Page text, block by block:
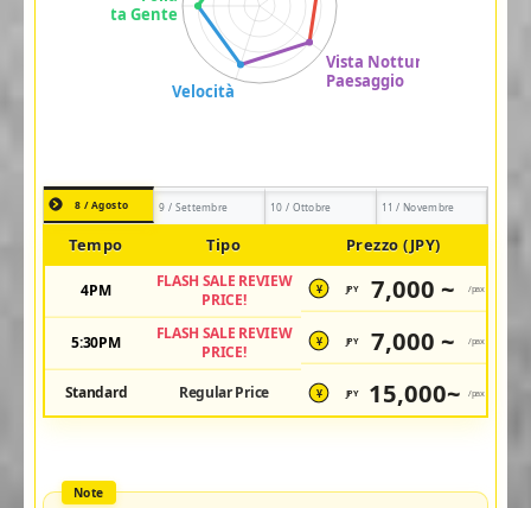
8 / Agosto 9 / Settembre 10 / Ottobre 11 / Novembre
Tempo Tipo Prezzo (JPY)
4PM
FLASH SALE REVIEW
PRICE!
¥ JPY 7,000 ~ /pax
5:30PM
FLASH SALE REVIEW
PRICE!
¥ JPY 7,000 ~ /pax
Standard Regular Price ¥ JPY 15,000~ /pax